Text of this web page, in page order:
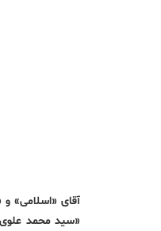
آقای «اسلامی»
«سید محمد